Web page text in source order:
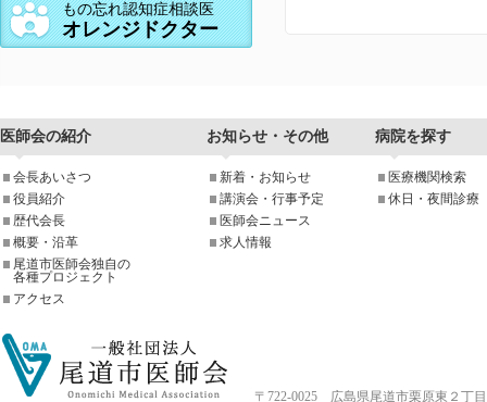
もの忘れ認知症相談医
オレンジドクター
医師会の紹介 お知らせ・その他 病院を探す
会長あいさつ
役員紹介
歴代会長
概要・沿革
尾道市医師会独自の
各種プロジェクト
アクセス
新着・お知らせ
講演会・行事予定
医師会ニュース
求人情報
医療機関検索
休日・夜間診療
〒722-0025 広島県尾道市栗原東２丁